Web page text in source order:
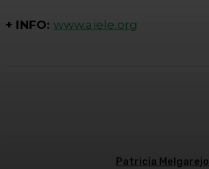
+ INFO: www.aiele.org
Patricia Melgarejo